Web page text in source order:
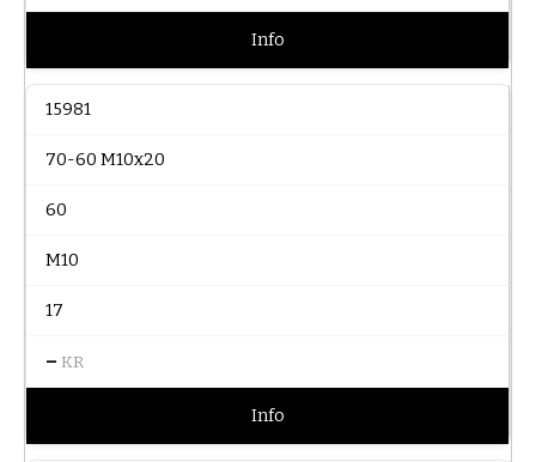
Info
15981
70-60 M10x20
60
M10
17
– KR
Info